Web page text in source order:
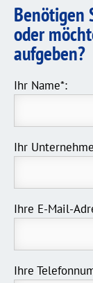
Benötigen
oder
aufgeben?
Ihr Name*:
Ihr
Ihre E-Mail-
Ihre